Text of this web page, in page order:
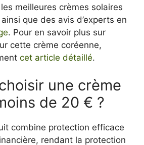
meilleures crèmes solaires
que des avis d’experts en
. Pour en savoir plus sur
cette crème coréenne,
cet article détaillé.
une crème
de 20 € ?
combine protection efficace
rendant la protection